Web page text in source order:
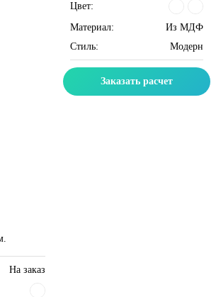
На заказ
Цвет:
Материал:
Из МДФ
Стиль:
Модерн
Заказать расчет